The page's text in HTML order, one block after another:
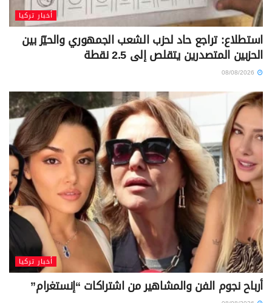
أخبار تركيا
استطلاع: تراجع حاد لحزب الشعب الجمهوري والحيّز بين
الحزبين المتصدرين يتقلص إلى 2.5 نقطة
أخبار تركيا
أرباح نجوم الفن والمشاهير من اشتراكات “إنستغرام”